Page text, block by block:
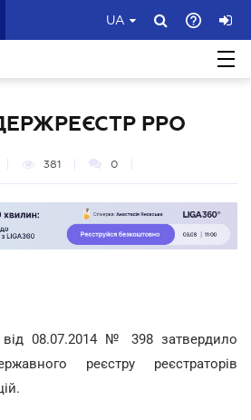
UA
РРО
381 0
від 08.07.2014 № 398 затвердило
реєстру реєстраторів